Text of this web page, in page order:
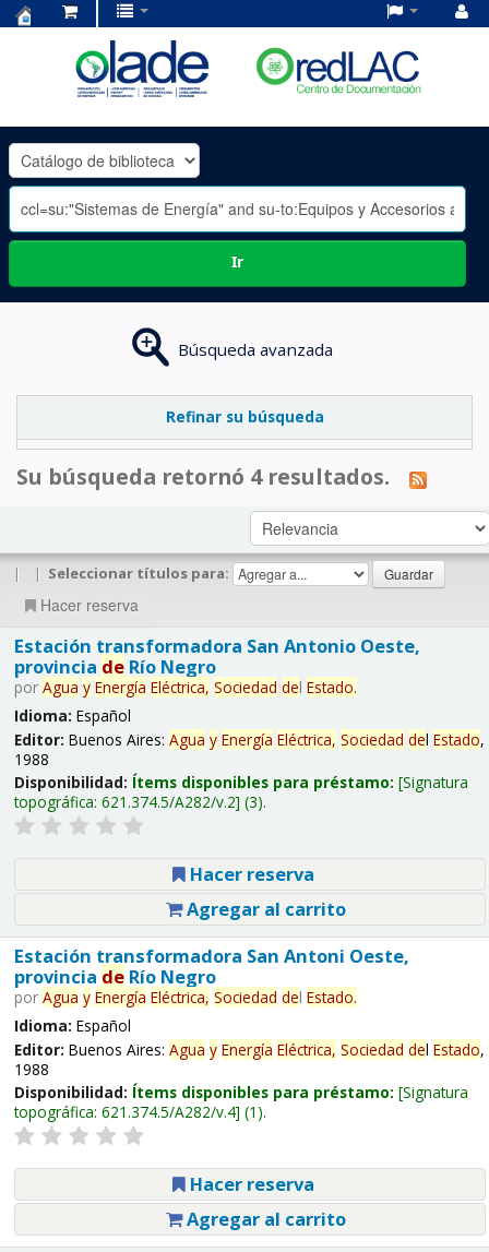
OLADE
-
Ir
Búsqueda avanzada
Refinar su búsqueda
Su búsqueda retornó 4 resultados.
| | Seleccionar títulos para:
Hacer reserva
Estación transformadora San Antonio Oeste,
provincia deRío Negro
por Agua y Energía Eléctrica, Sociedad del Estado.
Idioma: Español
Editor: Buenos Aires: Agua y Energía Eléctrica, Sociedad del Estado,
1988
Disponibilidad: Ítems disponibles para préstamo: Signatura
topográfica: 621.374.5/A282/v.2 (3).
Hacer reserva
Agregar al carrito
Estación transformadora San Antoni Oeste,
provincia deRío Negro
por Agua y Energía Eléctrica, Sociedad del Estado.
Idioma: Español
Editor: Buenos Aires: Agua y Energía Eléctrica, Sociedad del Estado,
1988
Disponibilidad: Ítems disponibles para préstamo: Signatura
topográfica: 621.374.5/A282/v.4 (1).
Hacer reserva
Agregar al carrito